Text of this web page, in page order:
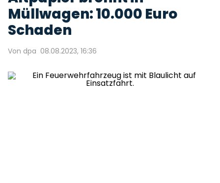
Müllwagen: 10.000 Euro
Schaden
Von dpa 08.08.2023, 16:36